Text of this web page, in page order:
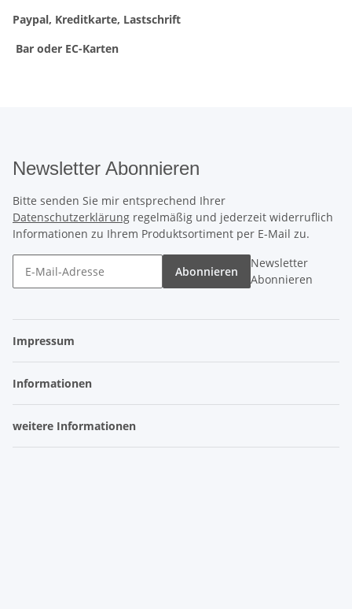
Paypal, Kreditkarte, Lastschrift
Bar oder EC-Karten
Newsletter Abonnieren
Bitte senden Sie mir entsprechend Ihrer
Datenschutzerklärung regelmäßig und jederzeit widerruflich
Informationen zu Ihrem Produktsortiment per E-Mail zu.
Abonnieren
Newsletter
Abonnieren
Impressum
Informationen
weitere Informationen